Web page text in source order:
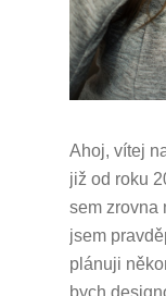
Ahoj, vítej
již od roku
sem zrovna
jsem
plánuji
bych